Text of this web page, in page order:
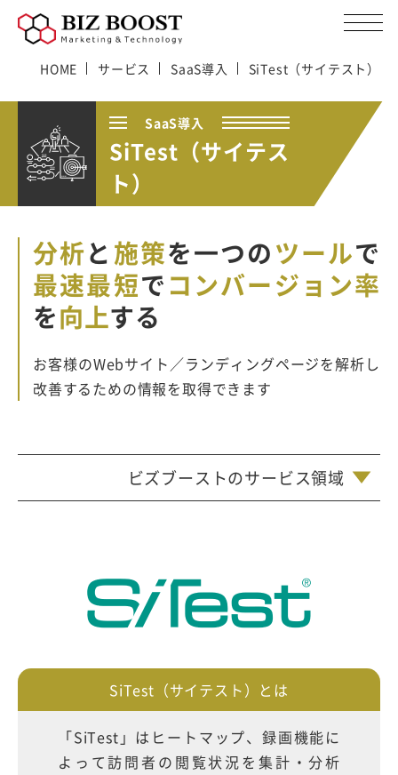
HOME サービス SaaS導入 SiTest（サイテスト）
SaaS導入
SiTest（サイテス
ト）
分析と施策を一つのツールで
最速最短でコンバージョン率
を向上する
お客様のWebサイト／ランディングページを解析し
改善するための情報を取得できます
ビズブーストのサービス領域
SiTest（サイテスト）とは
「SiTest」はヒートマップ、録画機能に
よって訪問者の閲覧状況を集計・分析